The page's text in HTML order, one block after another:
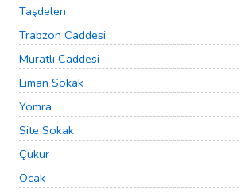
Taşdelen
Trabzon Caddesi
Muratlı Caddesi
Liman Sokak
Yomra
Site Sokak
Çukur
Ocak